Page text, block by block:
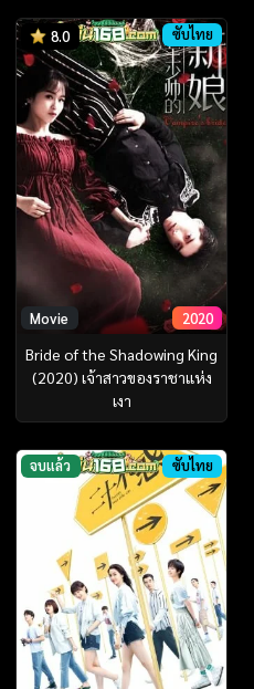
8.0 ซับไทย
Movie 2020
Bride of the Shadowing King
(2020) เจ้าสาวของราชาแห่ง
เงา
จบแล้ว ซับไทย